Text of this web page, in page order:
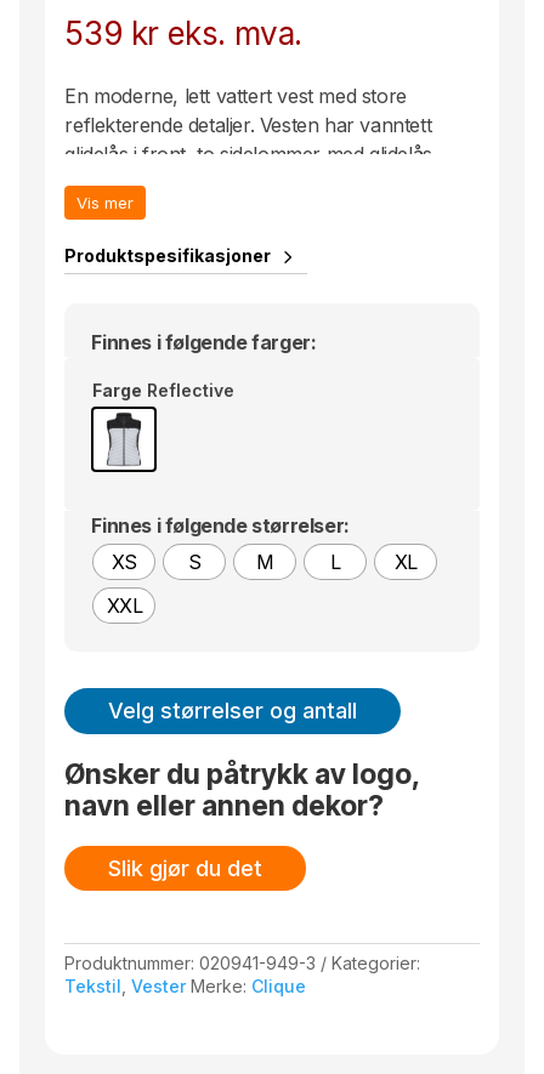
539 kr eks. mva.
En moderne, lett vattert vest med store
reflekterende detaljer. Vesten har vanntett
glidelås i front, to sidelommer med glidelås,
skjult brystlomme og to innerlommer.
Inkluderer en smart øretelefonløsning og
Vis mer
Produktspesifikasjoner
Finnes i følgende farger:
Farge Reflective
Finnes i følgende størrelser:
XS
S M L
XL
XXL
Velg størrelser og antall
Ønsker du påtrykk av logo,
navn eller annen dekor?
Slik gjør du det
Produktnummer:020941-949-3
Kategorier:
Tekstil ,Vester Merke: Clique